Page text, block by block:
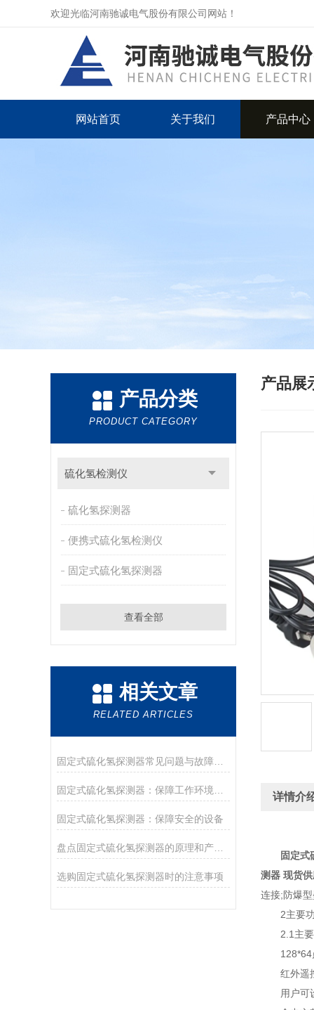
欢迎光临河南驰诚电气股份有限公司网站！
网站首页 关于我们 产品中心
产品分类
PRODUCT CATEGORY
硫化氢检测仪
硫化氢探测器
便携式硫化氢检测仪
固定式硫化氢探测器
查看全部
相关文章
RELATED ARTICLES
固定式硫化氢探测器：保障安全的设备
盘点固定式硫化氢探测器的原理和产品特点
选购固定式硫化氢探测器时的注意事项
产品展
详情介
固定式
测器 现货
连接;防爆
2主要功
2.1主要
128*64
红外遥
用户可设